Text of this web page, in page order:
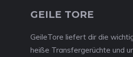
GEILE TORE
GeileTore liefert dir die
heiße Transfergerüchte und